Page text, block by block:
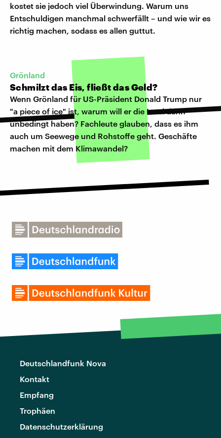
kostet sie jedoch viel Überwindung. Warum uns
Entschuldigen manchmal schwerfällt – und wie wir es
richtig machen, sodass es allen guttut.
Grönland
Schmilzt das Eis, fließt das Geld?
Wenn Grönland für US-Präsident Donald Trump nur
"a piece of ice" ist, warum will er die Insel dann
unbedingt haben? Fachleute glauben, dass es ihm
auch um Seewege und Rohstoffe geht. Geschäfte
machen mit dem Klimawandel?
Deutschlandfunk Nova
Kontakt
Empfang
Trophäen
Datenschutzerklärung